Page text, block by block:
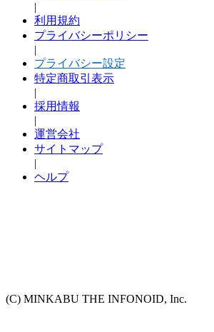
|
利用規約
プライバシーポリシー
|
プライバシー設定
特定商取引表示
|
採用情報
|
運営会社
サイトマップ
|
ヘルプ
(C) MINKABU THE INFONOID, Inc.